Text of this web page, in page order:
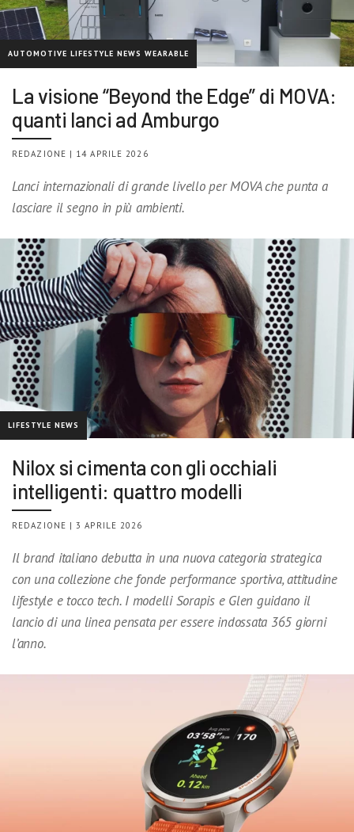
AUTOMOTIVE LIFESTYLE NEWS WEARABLE
La visione “Beyond the Edge” di MOVA:
quanti lanci ad Amburgo
REDAZIONE | 14 APRILE 2026
Lanci internazionali di grande livello per MOVA che punta a
lasciare il segno in più ambienti.
LIFESTYLE NEWS
Nilox si cimenta con gli occhiali
intelligenti: quattro modelli
REDAZIONE | 3 APRILE 2026
Il brand italiano debutta in una nuova categoria strategica
con una collezione che fonde performance sportiva, attitudine
lifestyle e tocco tech. I modelli Sorapis e Glen guidano il
lancio di una linea pensata per essere indossata 365 giorni
l’anno.